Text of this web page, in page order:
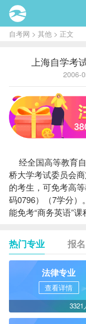
自考网 > 其他 > 正文
上海自学考
2006-
经全国高等教育
桥大学考试委员会
的考生，可免考高
码0796）（7学分）
能免考“商务英语”课
热门专业 报
法律专业
查看详情
3321